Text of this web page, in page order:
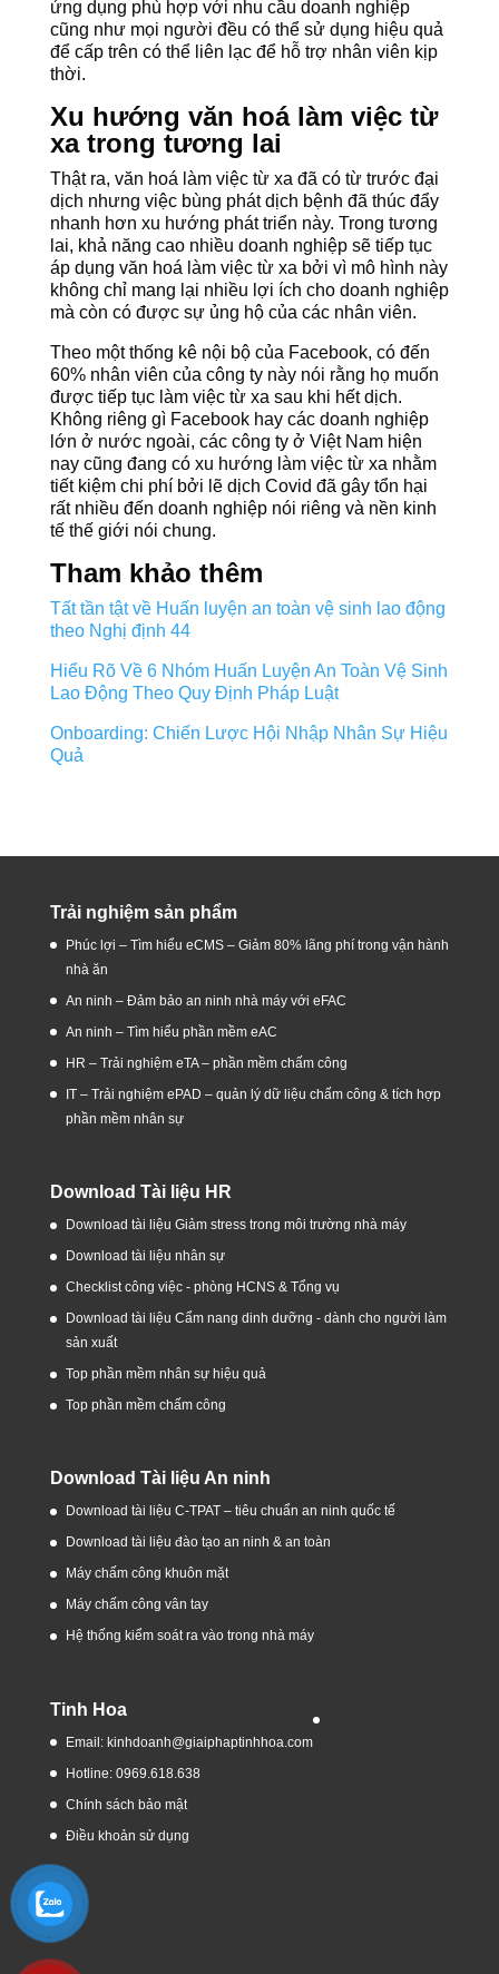
ứng dụng phù hợp với nhu cầu doanh nghiệp
cũng như mọi người đều có thể sử dụng hiệu quả
để cấp trên có thể liên lạc để hỗ trợ nhân viên kịp
thời.
Xu hướng văn hoá làm việc từ
xa trong tương lai
Thật ra, văn hoá làm việc từ xa đã có từ trước đại
dịch nhưng việc bùng phát dịch bệnh đã thúc đẩy
nhanh hơn xu hướng phát triển này. Trong tương
lai, khả năng cao nhiều doanh nghiệp sẽ tiếp tục
áp dụng văn hoá làm việc từ xa bởi vì mô hình này
không chỉ mang lại nhiều lợi ích cho doanh nghiệp
mà còn có được sự ủng hộ của các nhân viên.
Theo một thống kê nội bộ của Facebook, có đến
60% nhân viên của công ty này nói rằng họ muốn
được tiếp tục làm việc từ xa sau khi hết dịch.
Không riêng gì Facebook hay các doanh nghiệp
lớn ở nước ngoài, các công ty ở Việt Nam hiện
nay cũng đang có xu hướng làm việc từ xa nhằm
tiết kiệm chi phí bởi lẽ dịch Covid đã gây tổn hại
rất nhiều đến doanh nghiệp nói riêng và nền kinh
tế thế giới nói chung.
Tham khảo thêm
Tất tần tật về Huấn luyện an toàn vệ sinh lao động
theo Nghị định 44
Hiểu Rõ Về 6 Nhóm Huấn Luyện An Toàn Vệ Sinh
Lao Động Theo Quy Định Pháp Luật
Onboarding: Chiến Lược Hội Nhập Nhân Sự Hiệu
Quả
Trải nghiệm sản phẩm
Phúc lợi – Tìm hiểu eCMS – Giảm 80% lãng phí trong vận hành
nhà ăn
An ninh – Đảm bảo an ninh nhà máy với eFAC
An ninh – Tìm hiểu phần mềm eAC
HR – Trải nghiệm eTA – phần mềm chấm công
IT – Trải nghiệm ePAD – quản lý dữ liệu chấm công & tích hợp
phần mềm nhân sự
Download Tài liệu HR
Download tài liệu Giảm stress trong môi trường nhà máy
Download tài liệu nhân sự
Checklist công việc - phòng HCNS & Tổng vụ
Download tài liệu Cẩm nang dinh dưỡng - dành cho người làm
sản xuất
Top phần mềm nhân sự hiệu quả
Top phần mềm chấm công
Download Tài liệu An ninh
Download tài liệu C-TPAT – tiêu chuẩn an ninh quốc tế
Download tài liệu đào tạo an ninh & an toàn
Máy chấm công khuôn mặt
Máy chấm công vân tay
Hệ thống kiểm soát ra vào trong nhà máy
Tinh Hoa
Email: kinhdoanh@giaiphaptinhhoa.com
Hotline: 0969.618.638
Chính sách bảo mật
Điều khoản sử dụng